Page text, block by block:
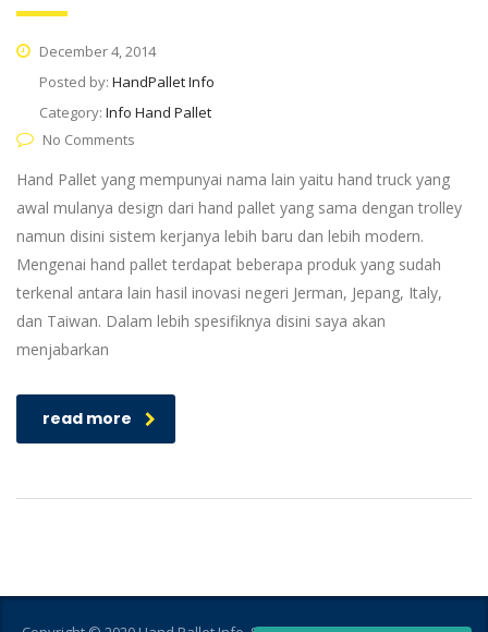
December 4, 2014
Posted by: HandPallet Info
Category: Info Hand Pallet
No Comments
Hand Pallet yang mempunyai nama lain yaitu hand truck yang
awal mulanya design dari hand pallet yang sama dengan trolley
namun disini sistem kerjanya lebih baru dan lebih modern.
Mengenai hand pallet terdapat beberapa produk yang sudah
terkenal antara lain hasil inovasi negeri Jerman, Jepang, Italy,
dan Taiwan. Dalam lebih spesifiknya disini saya akan
menjabarkan
read more